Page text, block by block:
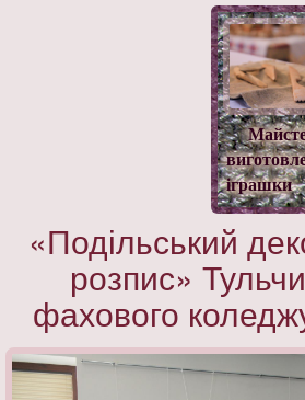
іграшки
«Подільський
розпис»
фахового